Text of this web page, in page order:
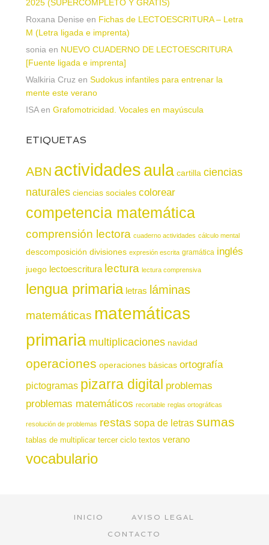
2025 (SUPERCOMPLETO Y GRATIS)
Roxana Denise en Fichas de LECTOESCRITURA – Letra
M (Letra ligada e imprenta)
soniaen NUEVO CUADERNO DE LECTOESCRITURA
[Fuente ligada e imprenta]
Walkiria Cruzen Sudokus infantiles para entrenar la
mente este verano
ISAen Grafomotricidad. Vocales en mayúscula
ETIQUETAS
ABN actividadesaula cartilla ciencias
naturales ciencias sociales colorear
competencia matemática
comprensión lectora cuaderno actividades cálculo mental
descomposición divisiones expresión escrita gramática inglés
juego lectoescritura lectura lectura comprensiva
lengua primaria letras láminas
matemáticas matemáticas
primaria multiplicaciones navidad
operaciones operaciones básicas ortografía
pictogramas pizarra digital problemas
problemas matemáticos recortable reglas ortográficas
resolución de problemas restas sopa de letras sumas
tablas de multiplicar tercer ciclo textos verano
vocabulario
INICIO
AVISO LEGAL
CONTACTO